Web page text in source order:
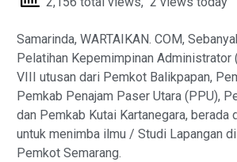
Samarinda, WARTAIKAN. COM,
Pelatihan Kepemimpinan Administrator
VIII utusan dari Pemkot Balikpapan,
Pemkab Penajam Paser Utara (PPU),
dan Pemkab Kutai Kartanegara, berada
untuk menimba ilmu / Studi Lapangan
Pemkot Semarang.